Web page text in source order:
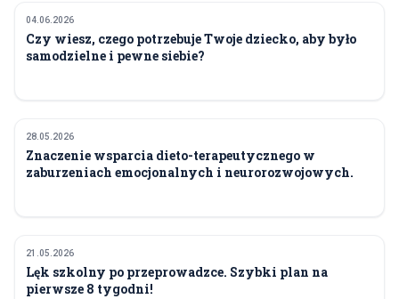
ZDROWIE
04.06.2026
Czy wiesz, czego potrzebuje Twoje dziecko, aby było
samodzielne i pewne siebie?
ZDROWIE
28.05.2026
Znaczenie wsparcia dieto-terapeutycznego w
zaburzeniach emocjonalnych i neurorozwojowych.
ZDROWIE
21.05.2026
Lęk szkolny po przeprowadzce. Szybki plan na
pierwsze 8 tygodni!